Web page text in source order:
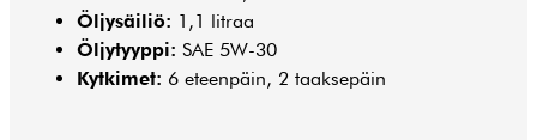
Öljysäiliö: 1,1 litraa
Öljytyyppi: SAE 5W-30
Kytkimet: 6 eteenpäin, 2 taaksepäin